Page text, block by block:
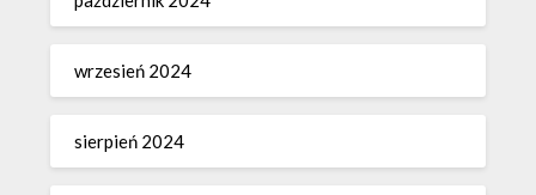
wrzesień 2024
sierpień 2024